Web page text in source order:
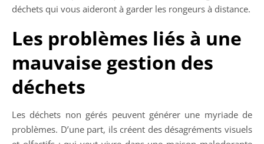
déchets qui vous aideront à garder les rongeurs à distance.
Les problèmes liés à une
mauvaise gestion des
déchets
Les déchets non gérés peuvent générer une myriade de
problèmes. D’une part, ils créent des désagréments visuels